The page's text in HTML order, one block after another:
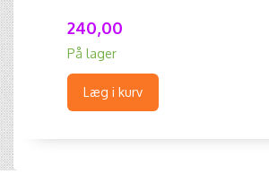
240,00
På lager
Læg i kurv